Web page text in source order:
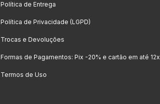
Política de Entrega
Política de Privacidade (LGPD)
Trocas e Devoluções
Formas de Pagamentos: Pix -20% e cartão em até 12x
Termos de Uso